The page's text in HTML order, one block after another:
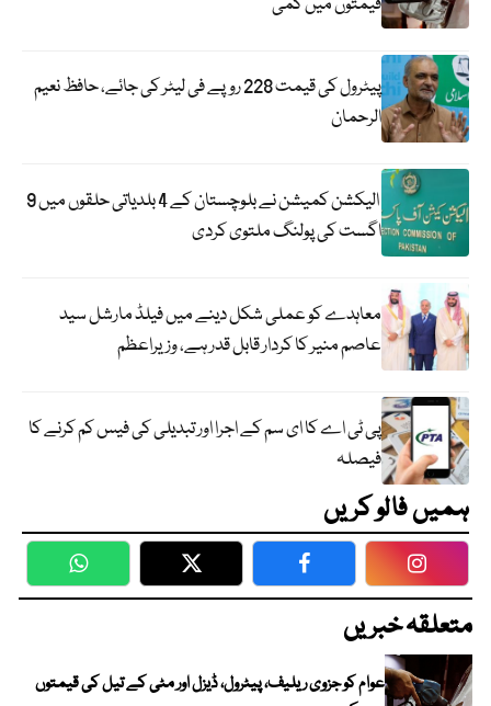
پیٹرول کی قیمت 228 روپے فی لیٹر کی جائے، حافظ نعیم
الرحمان
الیکشن کمیشن نے بلوچستان کے 4 بلدیاتی حلقوں میں 9
اگست کی پولنگ ملتوی کردی
معاہدے کو عملی شکل دینے میں فیلڈ مارشل سید
عاصم منیر کا کردار قابل قدر ہے، وزیراعظم
پی ٹی اے کا ای سم کے اجرا اور تبدیلی کی فیس کم کرنے کا
فیصلہ
ہمیں فالو کریں
WhatsApp Twitter Facebook
متعلقہ خبریں
عوام کو جزوی ریلیف، پیٹرول، ڈیزل اور مٹی کے تیل کی قیمتوں